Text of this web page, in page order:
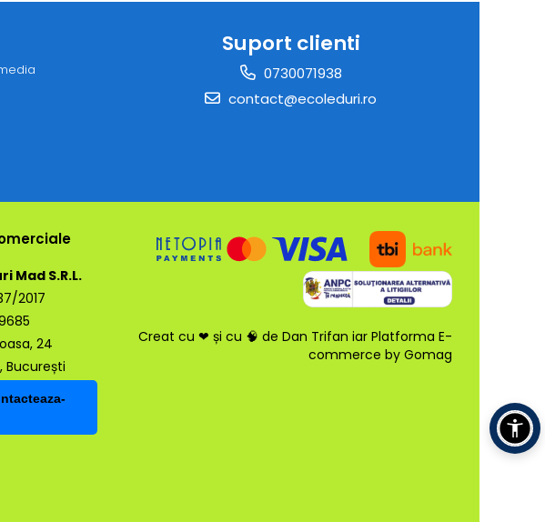
Suport clienti
0730071938
contact@ecoleduri.ro
Mad S.R.L.
2017
24
București
Creat cu ❤ și cu 🧠 de Dan Trifan iar Platforma E-
commerce by Gomag